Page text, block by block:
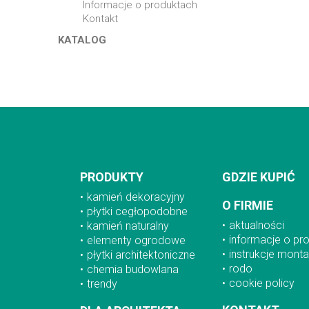
informacje o produktach
kontakt
KATALOG
PRODUKTY
kamień dekoracyjny
płytki cegłopodobne
kamień naturalny
elementy ogrodowe
płytki architektoniczne
chemia budowlana
trendy
GDZIE KUPIĆ
O FIRMIE
aktualności
informacje o
instrukcje
rodo
cookie policy